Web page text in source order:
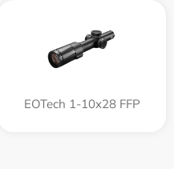
EOTech 1-10x28 FFP